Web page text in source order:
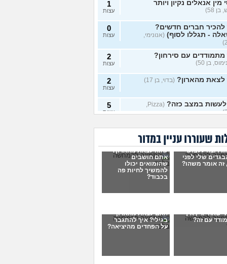
מין אנאלים נקיון ויותר
58)
1
עצות
להכיר חברים חדשים?
- תגללו לסוף) (אנונימי,
0
עצות
מתמודדים עם סירחון?
בן 50)
2
עצות
לצאת מהארון? (בדוי, בן 17) 2
עצות
במצב כזה? 5
עצות
מין בקבע (טרנסית בקבע, בת
1
מין בשירות קבע? (א, בת
0
עם עצמי אבל דבר אחד
עם חבר קרוב אבל לא
7
(תמר, בת 44) עצות
שעוררו עניין במדור
רוצה ללבוש
שלי לפני
זה אומר משהו?
שווה לצאת מהארון?
אתם חושבים
שהומואים יכולו
להמשיך לחיות פה
בכבוד?
שאחי גיי, איך
עם זה?
האם לצאת מהארון
בגילי? איך להתגבר
על הפחדים מהיציאה?